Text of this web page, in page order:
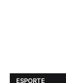
ESPORTE